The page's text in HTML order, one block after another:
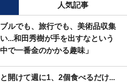
人気記事
ルでも、旅行でも、美術品収集
...和田秀樹が手を出すなという
中で一番金のかかる趣味」
開けて週に1、2個食べるだけ...